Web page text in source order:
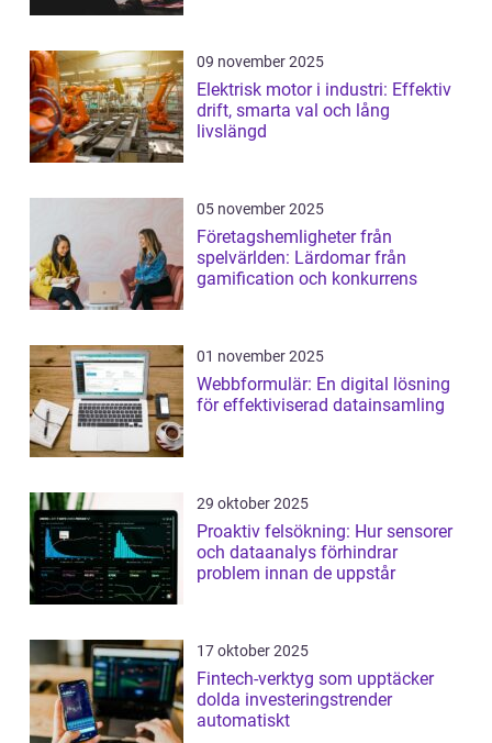
09 november 2025
Elektrisk motor i industri: Effektiv
drift, smarta val och lång
livslängd
05 november 2025
Företagshemligheter från
spelvärlden: Lärdomar från
gamification och konkurrens
01 november 2025
Webbformulär: En digital lösning
för effektiviserad datainsamling
29 oktober 2025
Proaktiv felsökning: Hur sensorer
och dataanalys förhindrar
problem innan de uppstår
17 oktober 2025
Fintech-verktyg som upptäcker
dolda investeringstrender
automatiskt